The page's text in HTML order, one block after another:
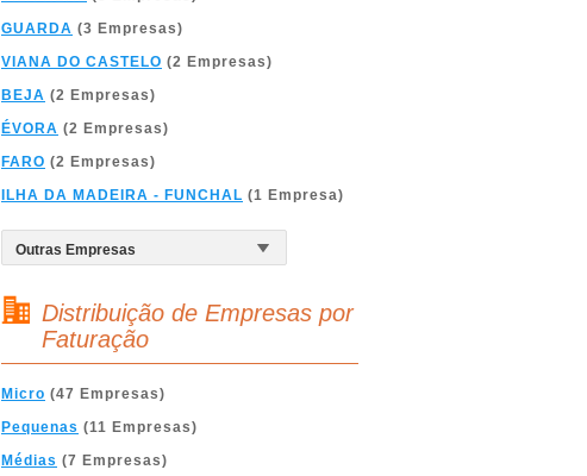
GUARDA (3 Empresas)
VIANA DO CASTELO (2 Empresas)
BEJA (2 Empresas)
ÉVORA (2 Empresas)
FARO (2 Empresas)
ILHA DA MADEIRA - FUNCHAL (1 Empresa)
Distribuição de Empresas por
Faturação
Micro (47 Empresas)
Pequenas (11 Empresas)
Médias (7 Empresas)